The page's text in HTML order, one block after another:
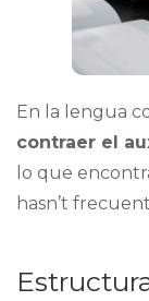
En la lengua
contraer el
lo que
hasn’t